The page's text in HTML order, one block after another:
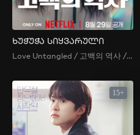
ხუჭუჭა სიყვარული
Love Untangled / 고백의 역사 / History of Confession / Gobaekui Yeoksa
15+